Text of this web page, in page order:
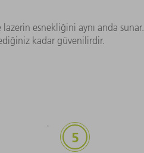
esnekliğini aynı anda sunar.
kadar güvenilirdir.